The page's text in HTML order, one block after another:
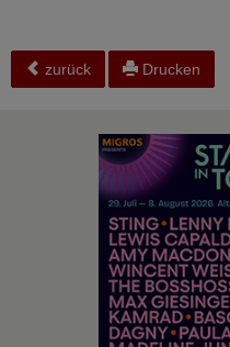
zurück Drucken